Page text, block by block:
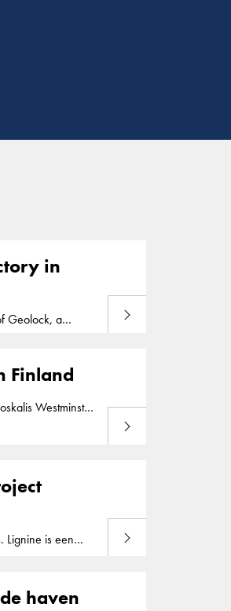
in
Lees meer
Finland
Lees meer
Lignine is een
Lees meer
haven